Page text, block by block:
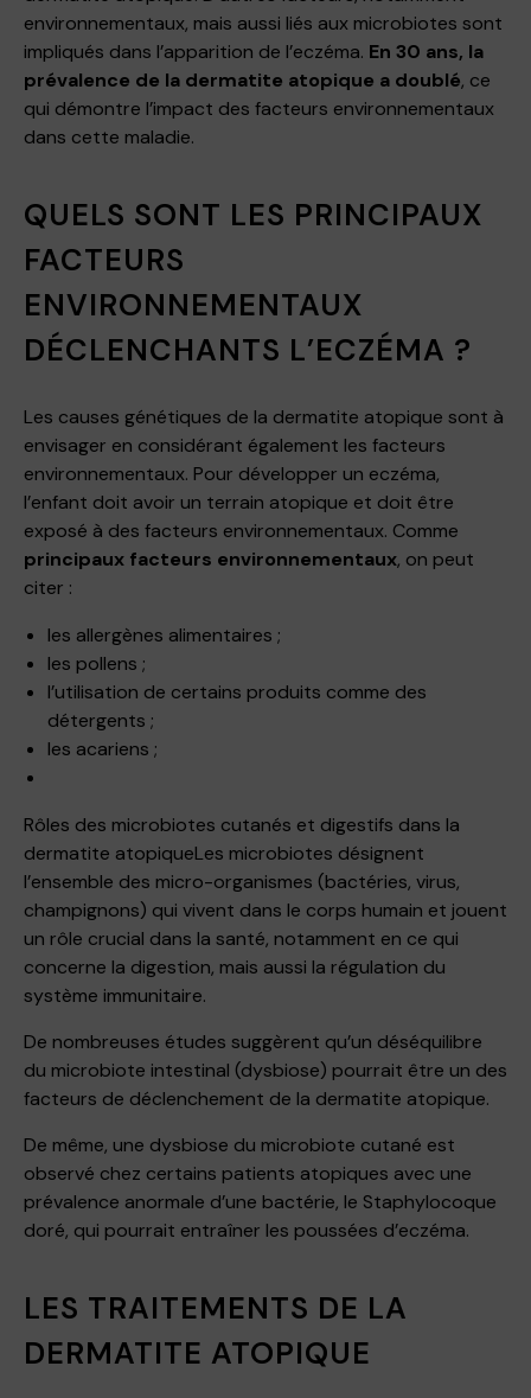
environnementaux, mais aussi liés aux microbiotes sont
impliqués dans l’apparition de l’eczéma. En 30 ans, la
prévalence de la dermatite atopique a doublé, ce
qui démontre l’impact des facteurs environnementaux
dans cette maladie.
QUELS SONT LES PRINCIPAUX
FACTEURS
ENVIRONNEMENTAUX
DÉCLENCHANTS L’ECZÉMA ?
Les causes génétiques de la dermatite atopique sont à
envisager en considérant également les facteurs
environnementaux. Pour développer un eczéma,
l’enfant doit avoir un terrain atopique et doit être
exposé à des facteurs environnementaux. Comme
principaux facteurs environnementaux, on peut
citer :
les allergènes alimentaires ;
les pollens ;
l’utilisation de certains produits comme des
détergents ;
les acariens ;
Rôles des microbiotes cutanés et digestifs dans la
dermatite atopiqueLes microbiotes désignent
l’ensemble des micro-organismes (bactéries, virus,
champignons) qui vivent dans le corps humain et jouent
un rôle crucial dans la santé, notamment en ce qui
concerne la digestion, mais aussi la régulation du
système immunitaire.
De nombreuses études suggèrent qu’un déséquilibre
du microbiote intestinal (dysbiose) pourrait être un des
facteurs de déclenchement de la dermatite atopique.
De même, une dysbiose du microbiote cutané est
observé chez certains patients atopiques avec une
prévalence anormale d’une bactérie, le Staphylocoque
doré, qui pourrait entraîner les poussées d’eczéma.
LES TRAITEMENTS DE LA
DERMATITE ATOPIQUE